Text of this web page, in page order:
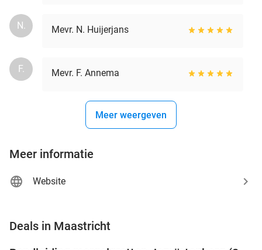
N. Mevr. N. Huijerjans
F. Mevr. F. Annema
Meer weergeven
Meer informatie
Website
Deals in Maastricht